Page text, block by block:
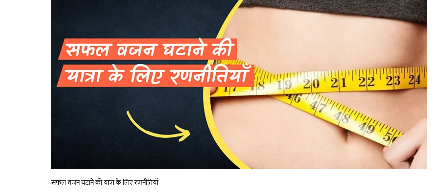
सफल वजन घटाने की यात्रा के लिए रणनीतियाँ